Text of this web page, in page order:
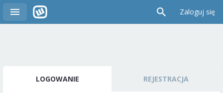
Zaloguj się
LOGOWANIE REJESTRACJA